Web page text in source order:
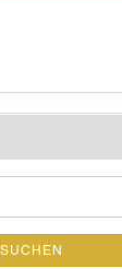
SUCHEN